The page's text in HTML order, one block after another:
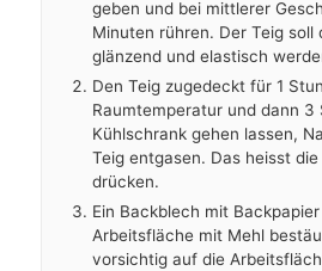
geben und bei mittlerer
Minuten rühren. Der Teig soll
glänzend und elastisch
Den Teig zugedeckt für 1
Raumtemperatur und dann 3
Kühlschrank gehen lassen,
Teig entgasen. Das heisst
drücken.
Ein Backblech mit
Arbeitsfläche mit Mehl
vorsichtig auf die